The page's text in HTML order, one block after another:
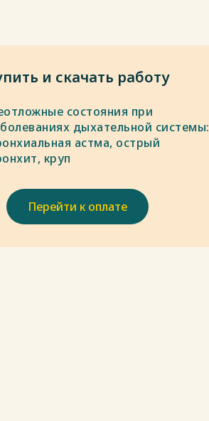
и скачать работу
состояния при
дыхательной системы:
астма, острый
круп
Перейти к оплате